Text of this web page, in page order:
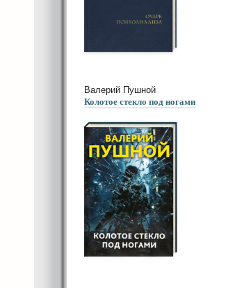
Валерий Пушной
Колотое стекло под ногами